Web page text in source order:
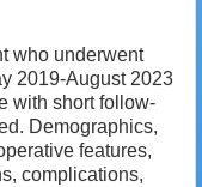
who underwent
2019-August 2023
with short follow-
Demographics,
features,
complications,